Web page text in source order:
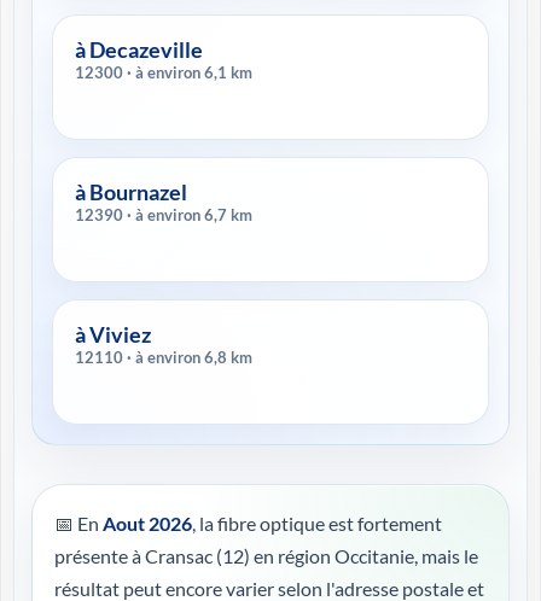
à Decazeville
12300 · à environ 6,1 km
à Bournazel
12390 · à environ 6,7 km
à Viviez
12110 · à environ 6,8 km
📅 En Aout 2026, la fibre optique est fortement
présente à Cransac (12) en région Occitanie, mais le
résultat peut encore varier selon l'adresse postale et